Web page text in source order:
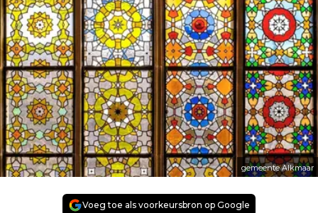
gemeente Alkmaar
Voeg toe als voorkeursbron op Google